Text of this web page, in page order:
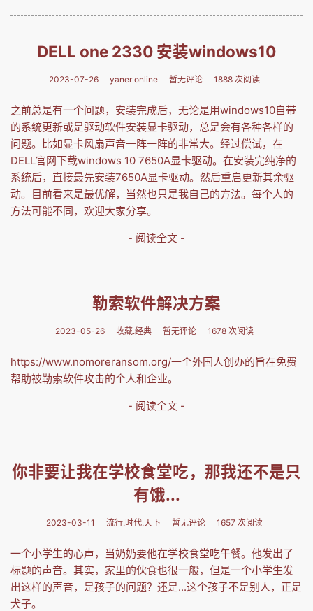
DELL one 2330 安装windows10
2023-07-26 yaner online 暂无评论 1888 次阅读
之前总是有一个问题，安装完成后，无论是用windows10自带
的系统更新或是驱动软件安装显卡驱动，总是会有各种各样的
问题。比如显卡风扇声音一阵一阵的非常大。经过偿试，在
DELL官网下载windows 10 7650A显卡驱动。在安装完纯净的
系统后，直接最先安装7650A显卡驱动。然后重启更新其余驱
动。目前看来是最优解，当然也只是我自己的方法。每个人的
方法可能不同，欢迎大家分享。
- 阅读全文 -
勒索软件解决方案
2023-05-26 收藏.经典 暂无评论 1678 次阅读
https://www.nomoreransom.org/一个外国人创办的旨在免费
帮助被勒索软件攻击的个人和企业。
- 阅读全文 -
你非要让我在学校食堂吃，那我还不是只
有饿...
2023-03-11 流行.时代.天下 暂无评论 1657 次阅读
一个小学生的心声，当奶奶要他在学校食堂吃午餐。他发出了
标题的声音。其实，家里的伙食也很一般，但是一个小学生发
出这样的声音，是孩子的问题？还是...这个孩子不是别人，正是
犬子。